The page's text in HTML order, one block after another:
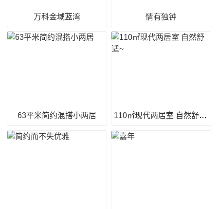
万科金域蓝湾 情有独钟
63平米简约混搭小两居 110㎡现代两居室 自然舒适~